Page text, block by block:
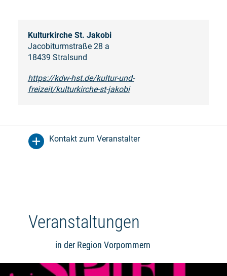
Kulturkirche St. Jakobi
Jacobiturmstraße 28 a
18439 Stralsund
https://kdw-hst.de/kultur-und-
freizeit/kulturkirche-st-jakobi
Kontakt zum Veranstalter
Veranstaltungen
in der Region Vorpommern